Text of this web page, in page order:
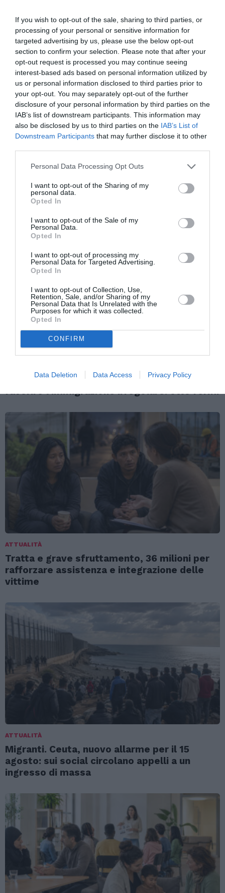
If you wish to opt-out of the sale, sharing to third parties, or
processing of your personal or sensitive information for
targeted advertising by us, please use the below opt-out
section to confirm your selection. Please note that after your
opt-out request is processed you may continue seeing
interest-based ads based on personal information utilized by
us or personal information disclosed to third parties prior to
your opt-out. You may separately opt-out of the further
disclosure of your personal information by third parties on the
IAB’s list of downstream participants. This information may
also be disclosed by us to third parties on the IAB’s List of
Downstream Participants that may further disclose it to other
Personal Data Processing Opt Outs
I want to opt-out of the Sharing of my
personal data.
Opted In
I want to opt-out of the Sale of my
Personal Data.
Opted In
I want to opt-out of processing my
Personal Data for Targeted Advertising.
Opted In
I want to opt-out of Collection, Use,
Retention, Sale, and/or Sharing of my
Personal Data that Is Unrelated with the
Purposes for which it was collected.
Opted In
CONFIRM
Data Deletion Data Access Privacy Policy
modello sarà riproposto anche per il futuro, bandanti comprese.
"Stiamo pensando – ha spiegato – ad un attestato di qualifica
regionale per assistente familiare", proprio pensando alle donne
immigrate.(ANSA).
Vedi Articolo precedente
Mediatori interculturali, ecco la
piattaforma
27 Paesi dell’Ue
TI POTREBBERO INTERESSARE
ANCHE:
Cagliari, smantellata rete accusata di
favorire l’immigrazione irregolare: otto fermi
ATTUALITÀ
Tratta e grave sfruttamento, 36 milioni per
rafforzare assistenza e integrazione delle
vittime
ATTUALITÀ
Migranti. Ceuta, nuovo allarme per il 15
agosto: sui social circolano appelli a un
ingresso di massa